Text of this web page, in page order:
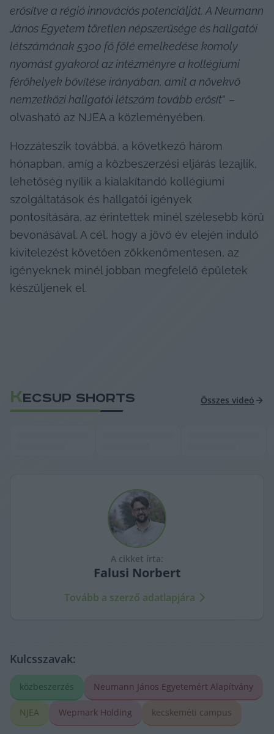
erősítve a régió innovációs potenciálját. A Neumann
János Egyetem töretlen népszerűsége és hallgatói
létszámának 5300 fő fölé emelkedése komoly
nyomást gyakorol az intézményre a kollégiumi
férőhelyek bővítése irányában, amit a növekvő
nemzetközi hallgatói létszám tovább erősít” –
olvasható az NJEA a közleményében.
Hozzáteszik továbbá, a következő három
hónapban, amíg a közbeszerzési eljárás lezajlik,
lehetőség nyílik a kialakítandó kollégiumi
szolgáltatások és hallgatói igények
pontosítására, az érintettek minél szélesebb körű
bevonásával. A cél, hogy a jövő év elején induló
kivitelezést követően zökkenőmentesen, az
igényeknek minél jobban megfelelő épületek
készüljenek el.
KECSUP SHORTS Összes videó
A cikket írta:
Falusi Norbert
Tovább a szerző adatlapjára
Kulcsszavak:
közbeszerzés Neumann János Egyetemért Alapítvány
NJEA Wepmark Holding kecskeméti campus